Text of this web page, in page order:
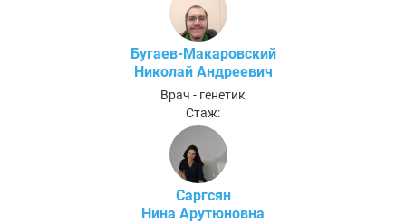
Бугаев-Макаровский
Николай Андреевич
Врач - генетик
Стаж:
Саргсян
Нина Арутюновна